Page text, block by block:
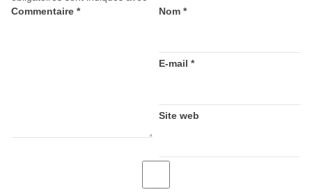
Commentaire * Nom*
E-mail*
Site web